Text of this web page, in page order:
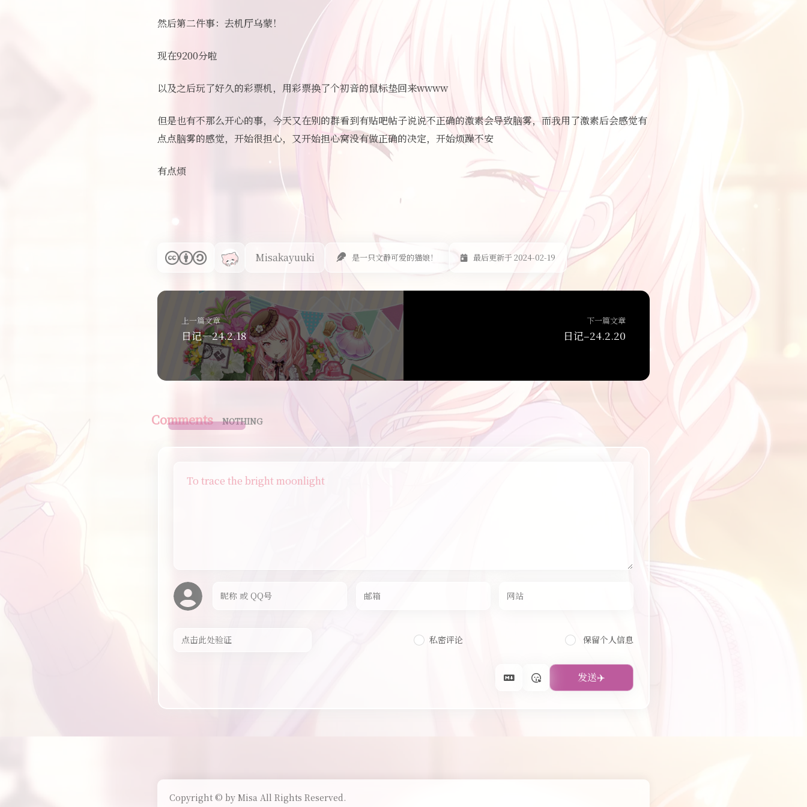
然后第二件事：去机厅乌蒙！
现在9200分啦
以及之后玩了好久的彩票机，用彩票换了个初音的鼠标垫回来wwww
但是也有不那么开心的事，今天又在别的群看到有贴吧帖子说说不正确的激素会导致脑雾，而我用了激素后会感觉有
点点脑雾的感觉，开始很担心，又开始担心窝没有做正确的决定，开始烦躁不安
有点烦
Misakayuuki 是一只文静可爱的猫娘！ 最后更新于 2024-02-19
上一篇文章
日记—24.2.18
下一篇文章
日记–24.2.20
Comments NOTHING
To trace the bright moonlight
私密评论 保留个人信息
Copyright © by Misa All Rights Reserved.